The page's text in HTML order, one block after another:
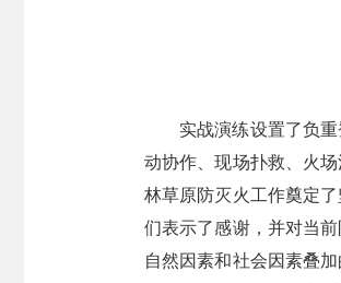
实战演练设置了负
动协作、现场扑救、火
林草原防灭火工作奠定
们表示了感谢，并对当
自然因素和社会因素叠